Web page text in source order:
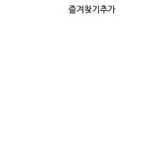
즐겨찾기추가